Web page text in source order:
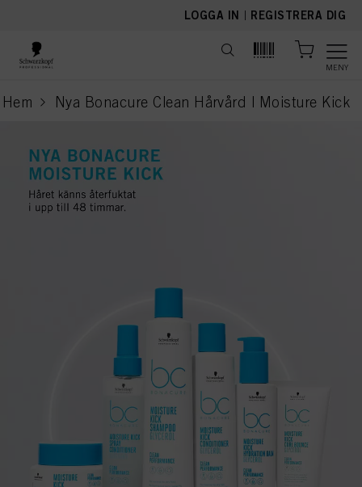
LOGGA IN | REGISTRERA DIG
MENY
Hem Nya Bonacure Clean Hårvård | Moisture Kick
current page